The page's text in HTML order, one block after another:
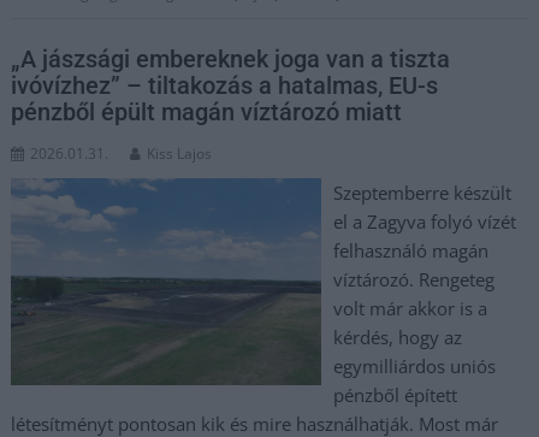
„A jászsági embereknek joga van a tiszta
ivóvízhez” – tiltakozás a hatalmas, EU-s
pénzből épült magán víztározó miatt
2026.01.31. Kiss Lajos
Szeptemberre készült
el a Zagyva folyó vízét
felhasználó magán
víztározó. Rengeteg
volt már akkor is a
kérdés, hogy az
egymilliárdos uniós
pénzből épített
létesítményt pontosan kik és mire használhatják. Most már